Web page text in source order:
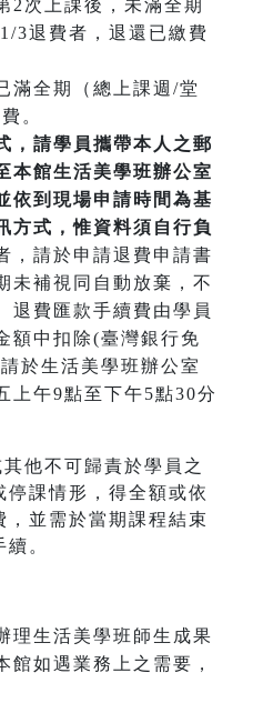
2次上課後，未滿全期
3退費者，退還已繳費
滿全期（總上課週/堂
。
，請學員攜帶本人之郵
本館生活美學班辦公室
依到現場申請時間為基
方式，惟資料須自行負
，請於申請退費申請書
未補視同自動放棄，不
退費匯款手續費由學員
額中扣除(臺灣銀行免
於生活美學班辦公室
上午9點至下午5點30分
他不可歸責於學員之
停課情形，得全額或依
，並需於當期課程結束
。
理生活美學班師生成果
館如遇業務上之需要，